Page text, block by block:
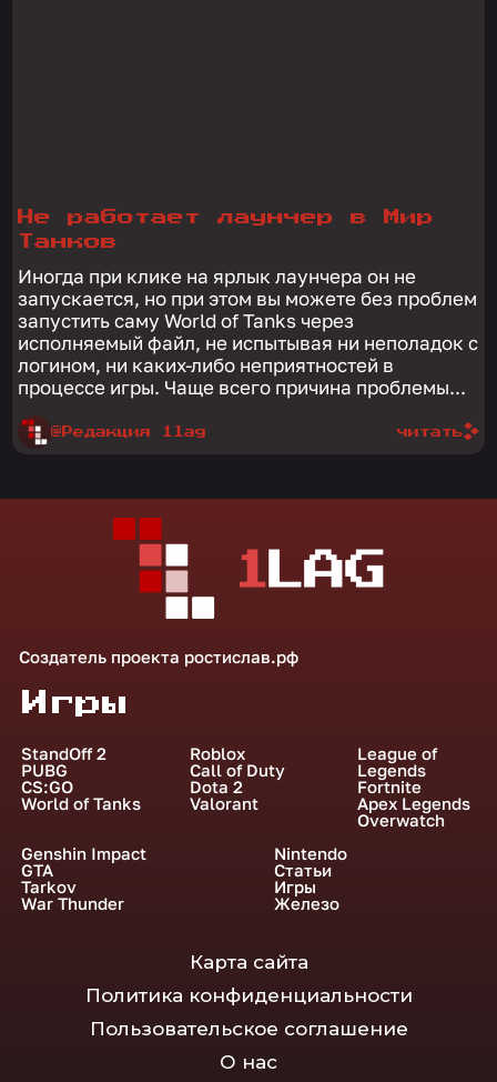
Не работает лаунчер в Мир
Танков
Иногда при клике на ярлык лаунчера он не
запускается, но при этом вы можете без проблем
запустить саму World of Tanks через
исполняемый файл, не испытывая ни неполадок с
логином, ни каких-либо неприятностей в
процессе игры. Чаще всего причина проблемы...
@Редакция 1lag читать
Создатель проекта ростислав.рф
Игры
StandOff 2
PUBG
CS:GO
World of Tanks
Roblox
Call of Duty
Dota 2
Valorant
League of
Legends
Fortnite
Apex Legends
Overwatch
Genshin Impact
GTA
Tarkov
War Thunder
Nintendo
Статьи
Игры
Железо
Карта сайта
Политика конфиденциальности
Пользовательское соглашение
О нас